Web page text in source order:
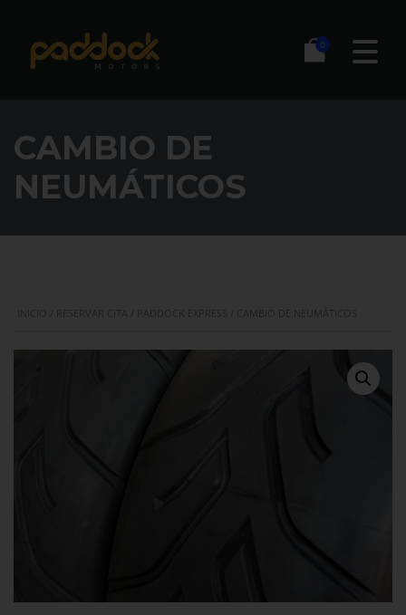
0
CAMBIO DE
NEUMÁTICOS
INICIO / CAMBIO DE NEUMÁTICOS